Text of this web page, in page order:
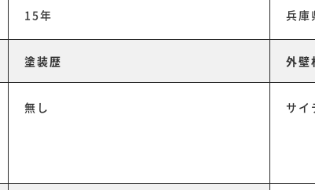
15年 兵庫
塗装歴
無し
外壁
サイ